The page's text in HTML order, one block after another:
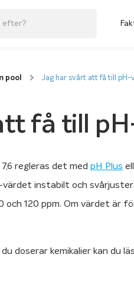
pool Jag har svårt att få till pH-
få till
regleras det med pH Plus
instabilt och
och 120 ppm. Om värdet är
doserar kemikalier kan du